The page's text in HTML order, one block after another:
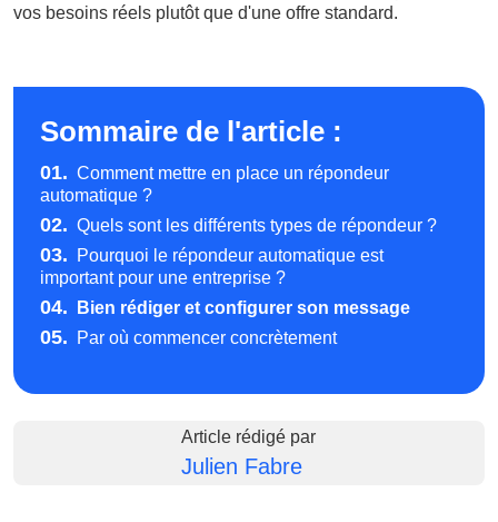
vos besoins réels plutôt que d'une offre standard.
Sommaire de l'article :
01. Comment mettre en place un répondeur
automatique ?
02. Quels sont les différents types de répondeur ?
03.
Pourquoi le répondeur automatique est
important pour une entreprise ?
04. Bien rédiger et configurer son message
05. Par où commencer concrètement
Article rédigé par
Julien Fabre